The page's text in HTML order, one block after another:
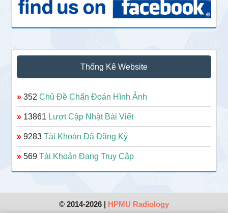
Thống Kê Website
» 352Chủ Đề Chẩn Đoán Hình Ảnh
» 13861 Lượt Cập Nhật Bài Viết
» 9283Tài Khoản Đã Đăng Ký
» 569Tài Khoản Đang Truy Cập
© 2014-2026 | HPMU Radiology